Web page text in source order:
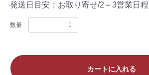
発送日目安： お取り寄せ/2～3営業日
数量
カートに入れる